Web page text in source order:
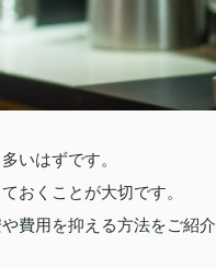
いはずです。
おくことが大切です。
費用を抑える方法をご紹介